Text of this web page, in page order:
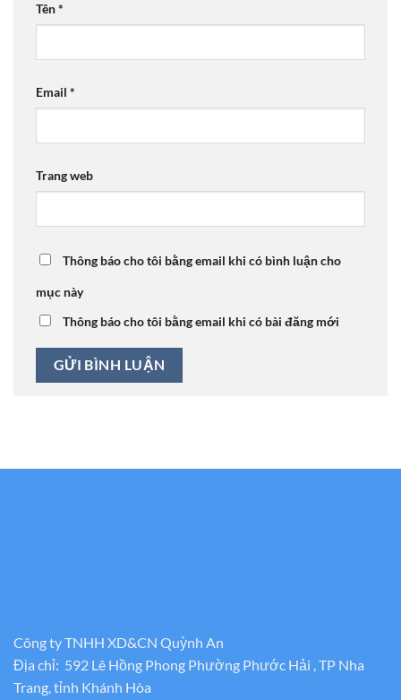
Tên*
Email *
Trang web
Thông báo cho tôi bằng email khi có bình luận cho
mục này
Thông báo cho tôi bằng email khi có bài đăng mới
Công ty TNHH XD&CN Quỳnh An
Địa chỉ: 592 Lê Hồng Phong Phường Phước Hải , TP Nha
Trang, tỉnh Khánh Hòa